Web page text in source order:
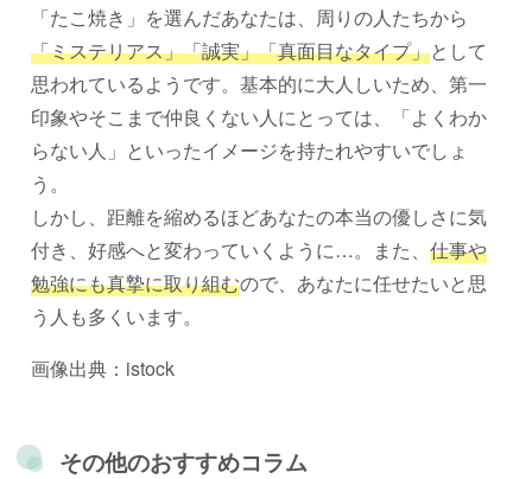
「たこ焼き」を選んだあなたは、周りの人たちから
「ミステリアス」「誠実」「真面目なタイプ」として
思われているようです。基本的に大人しいため、第一
印象やそこまで仲良くない人にとっては、「よくわか
らない人」といったイメージを持たれやすいでしょ
う。
しかし、距離を縮めるほどあなたの本当の優しさに気
付き、好感へと変わっていくように…。また、 仕事や
勉強にも真摯に取り組むので、あなたに任せたいと思
う人も多くいます。
画像出典：istock
その他のおすすめコラム